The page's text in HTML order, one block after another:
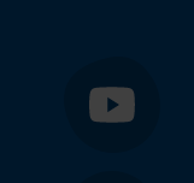
YouTube